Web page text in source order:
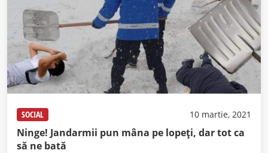
SOCIAL 10 martie, 2021
Ninge! Jandarmii pun mâna pe lopeți, dar tot ca
să ne bată